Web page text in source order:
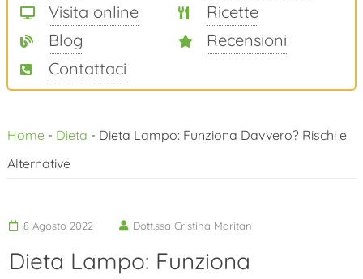
Visita online
Ricette
Blog
Recensioni
Contattaci
al
contenuto
Home- Dieta - Dieta Lampo: Funziona Davvero? Rischi e
Alternative
8 Agosto 2022 Dott.ssa Cristina Maritan
Dieta Lampo: Funziona